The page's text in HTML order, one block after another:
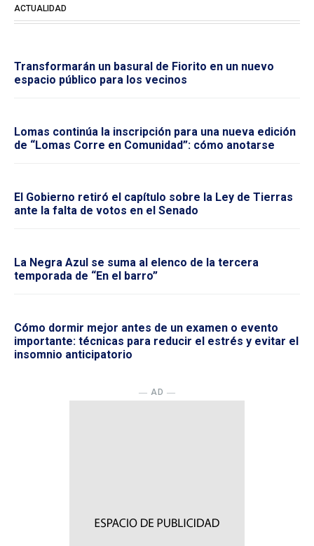
ACTUALIDAD
Transformarán un basural de Fiorito en un nuevo
espacio público para los vecinos
Lomas continúa la inscripción para una nueva edición
de “Lomas Corre en Comunidad”: cómo anotarse
El Gobierno retiró el capítulo sobre la Ley de Tierras
ante la falta de votos en el Senado
La Negra Azul se suma al elenco de la tercera
temporada de “En el barro”
Cómo dormir mejor antes de un examen o evento
importante: técnicas para reducir el estrés y evitar el
insomnio anticipatorio
― AD ―